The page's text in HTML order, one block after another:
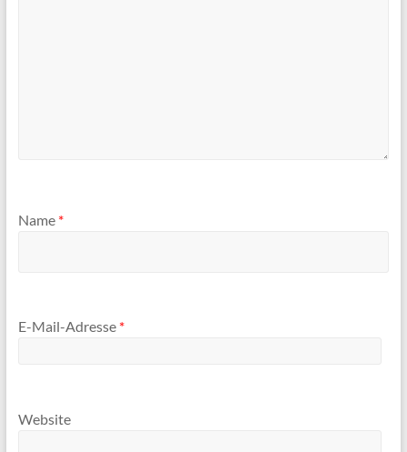
Name *
E-Mail-Adresse *
Website